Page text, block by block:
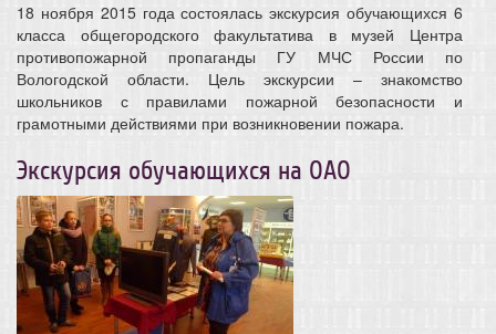
18 ноября 2015 года состоялась экскурсия обучающихся 6
класса общегородского факультатива в музей Центра
противопожарной пропаганды ГУ МЧС России по
Вологодской области. Цель экскурсии – знакомство
школьников с правилами пожарной безопасности и
грамотными действиями при возникновении пожара.
Экскурсия обучающихся на ОАО